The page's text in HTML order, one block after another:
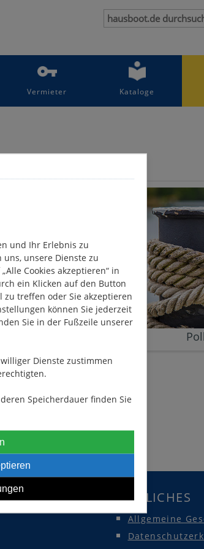
und Ihr Erlebnis zu
uns, unsere Dienste zu
Cookies akzeptieren“ in
ein Klicken auf den Button
zu treffen oder Sie akzeptieren
können Sie jederzeit
Sie in der Fußzeile unserer
Dienste zustimmen
Speicherdauer finden Sie
Vermieter Kataloge
in der
RECHTLICHES
Allgemeine